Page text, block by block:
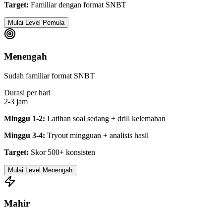
Target: Familiar dengan format SNBT
Mulai Level Pemula
Menengah
Sudah familiar format SNBT
Durasi per hari
2-3 jam
Minggu 1-2: Latihan soal sedang + drill kelemahan
Minggu 3-4: Tryout mingguan + analisis hasil
Target: Skor 500+ konsisten
Mulai Level Menengah
Mahir